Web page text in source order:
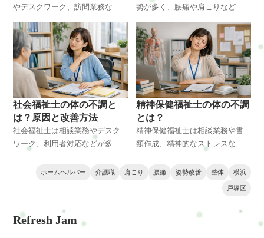
やデスクワーク、訪問業務など
ど体の不調が起こりやすい職業
です。長時間の座り姿勢や精神
的ストレスも影響します。この
記事では体の不調の原因や改善
方法を整体の視点から解説しま
す。横浜・戸塚周辺の方にも役
立つ内容です。
勢が多く、腰痛や肩こりなど体
す。身体介助による筋肉への負
担や姿勢の崩れが原因になるこ
ともあります。この記事では整
体の視点から体の不調の原因や
改善方法を解説します。横浜・
戸塚エリアの方にも役立つ内容
です。
社会福祉士の体の不調と
は？原因と改善方法
社会福祉士は相談業務やデスク
ワーク、利用者対応などが多
乱れなど体の不調が起こりやす
整体師の視点で解説し、改善方
法も紹介します。横浜・戸塚エ
精神保健福祉士の体の不調
とは？
精神保健福祉士は相談業務や書
類作成、精神的なストレスなど
職業です。肩こりや腰痛、自律
神経の乱れなどが起こる原因と
します。横浜・戸塚エリアで体
ホームヘルパー 介護職 肩こり 腰痛 姿勢改善 整体 横浜
戸塚区
Refresh Jam